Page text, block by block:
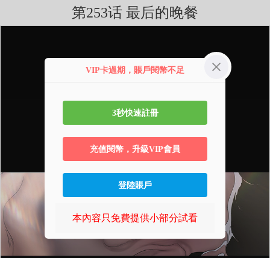
第253话 最后的晚餐
VIP卡過期，賬戶閱幣不足
3秒快速註冊
充值閱幣，升級VIP會員
登陸賬戶
本內容只免費提供小部分試看